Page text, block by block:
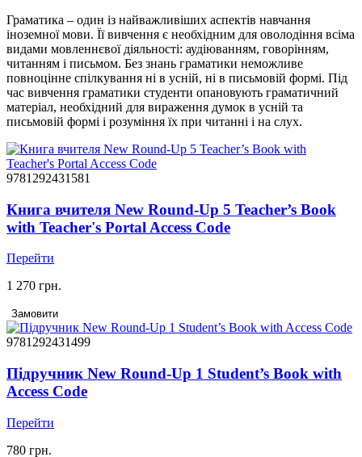
Граматика – один із найважливіших аспектів навчання
іноземної мови. Її вивчення є необхідним для оволодіння всіма
видами мовленнєвої діяльності: аудіюванням, говорінням,
читанням і письмом. Без знань граматики неможливе
повноцінне спілкування ні в усній, ні в письмовій формі. Під
час вивчення граматики студенти опановують граматичний
матеріал, необхідний для вираження думок в усній та
письмовій формі і розуміння їх при читанні і на слух.
9781292431581
Книга вчителя New Round-Up 5 Teacher’s Book
with Teacher's Portal Access Code
Перейти
1 270 грн.
Замовити
9781292431499
Підручник New Round-Up 1 Student’s Book with
Access Code
Перейти
780 грн.